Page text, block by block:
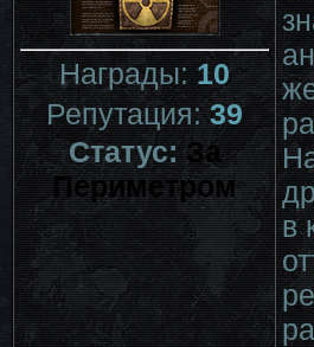
Награды:10
Репутация:39
Статус:За
Периметром
в